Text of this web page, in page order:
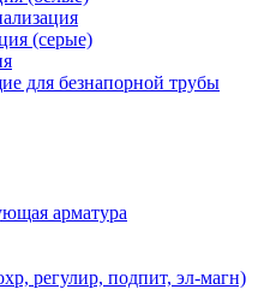
(серые)
для безнапорной трубы
арматура
регулир, подпит, эл-магн)